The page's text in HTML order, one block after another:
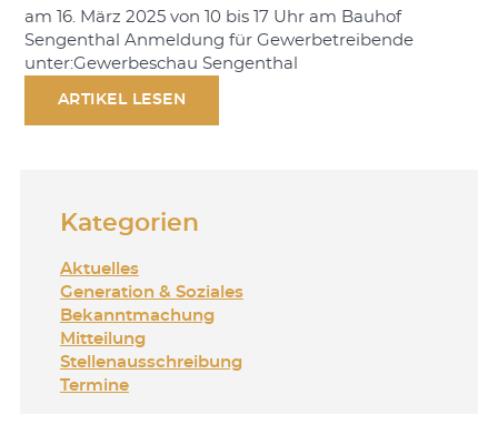
am 16. März 2025 von 10 bis 17 Uhr am Bauhof
Sengenthal Anmeldung für Gewerbetreibende
unter:Gewerbeschau Sengenthal
ARTIKEL LESEN
Kategorien
Aktuelles
Generation & Soziales
Bekanntmachung
Mitteilung
Stellenausschreibung
Termine